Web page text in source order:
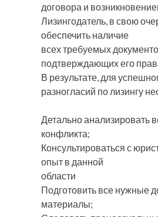
договора и
Лизингодатель, в свою
обеспечить наличие
всех требуемых
подтверждающих его
В результате, для
разногласий по лизингу
Детально анализировать
конфликта;
Консультироваться с
опыт в данной
области
Подготовить все нужные
материалы;